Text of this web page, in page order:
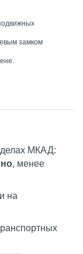
замком
МКАД:
, менее
на